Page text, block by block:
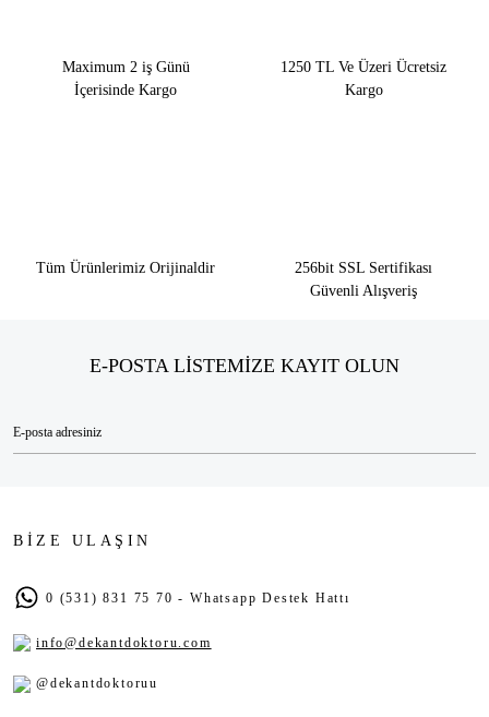
Maximum 2 iş Günü
İçerisinde Kargo
1250 TL Ve Üzeri Ücretsiz
Kargo
Tüm Ürünlerimiz Orijinaldir
256bit SSL Sertifikası
Güvenli Alışveriş
E-POSTA LİSTEMİZE KAYIT OLUN
BİZE ULAŞIN
0 (531) 831 75 70 - Whatsapp Destek Hattı
info@dekantdoktoru.com
@dekantdoktoruu